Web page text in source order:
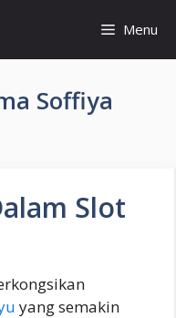
Menu
Soffiya
Slot
yang semakin